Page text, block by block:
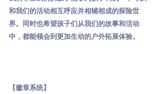
和我们的活动相互呼应并相辅相成的探险世
界。同时也希望孩子们从我们的故事和活动
中，都能领会到更加生动的户外拓展体验。
【徽章系统】